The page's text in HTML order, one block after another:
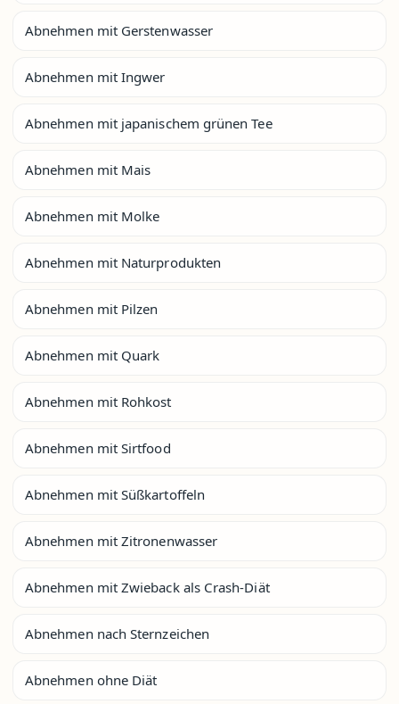
Abnehmen mit Gerstenwasser
Abnehmen mit Ingwer
Abnehmen mit japanischem grünen Tee
Abnehmen mit Mais
Abnehmen mit Molke
Abnehmen mit Naturprodukten
Abnehmen mit Pilzen
Abnehmen mit Quark
Abnehmen mit Rohkost
Abnehmen mit Sirtfood
Abnehmen mit Süßkartoffeln
Abnehmen mit Zitronenwasser
Abnehmen mit Zwieback als Crash-Diät
Abnehmen nach Sternzeichen
Abnehmen ohne Diät